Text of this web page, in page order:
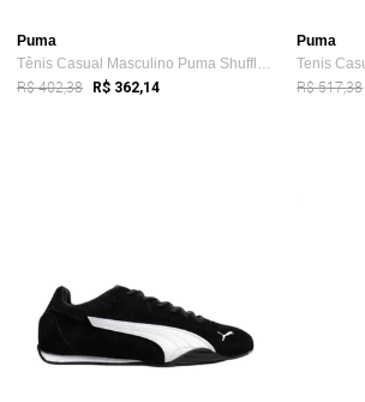
Puma
Tênis Casual Masculino Puma Shuffle Down...
R$ 402,38 R$ 362,14
Puma
R$ 517,38